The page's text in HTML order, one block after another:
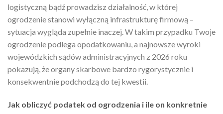
logistyczną bądź prowadzisz działalność, w której
ogrodzenie stanowi wyłączną infrastrukturę firmową –
sytuacja wygląda zupełnie inaczej. W takim przypadku Twoje
ogrodzenie podlega opodatkowaniu, a najnowsze wyroki
wojewódzkich sądów administracyjnych z 2026 roku
pokazują, że organy skarbowe bardzo rygorystycznie i
konsekwentnie podchodzą do tej kwestii.
Jak obliczyć podatek od ogrodzenia i ile on konkretnie